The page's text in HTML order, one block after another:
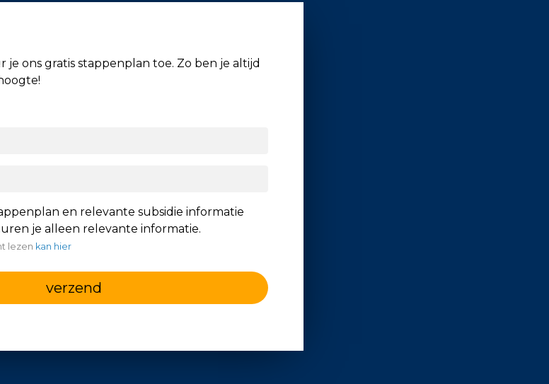
je ons gratis stappenplan toe. Zo ben je altijd
en relevante subsidie informatie
je alleen relevante informatie.
lezen kan hier
verzend